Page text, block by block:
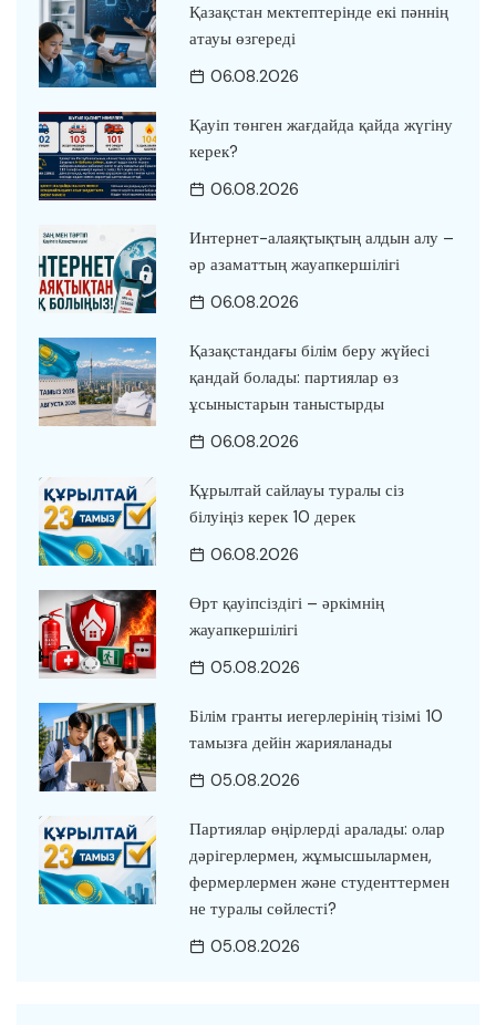
Қазақстан мектептерінде екі пәннің
атауы өзгереді
06.08.2026
Қауіп төнген жағдайда қайда жүгіну
керек?
06.08.2026
Интернет-алаяқтықтың алдын алу –
әр азаматтың жауапкершілігі
06.08.2026
Қазақстандағы білім беру жүйесі
қандай болады: партиялар өз
ұсыныстарын таныстырды
06.08.2026
Құрылтай сайлауы туралы сіз
білуіңіз керек 10 дерек
06.08.2026
Өрт қауіпсіздігі – әркімнің
жауапкершілігі
05.08.2026
Білім гранты иегерлерінің тізімі 10
тамызға дейін жарияланады
05.08.2026
Партиялар өңірлерді аралады: олар
дәрігерлермен, жұмысшылармен,
фермерлермен және студенттермен
не туралы сөйлесті?
05.08.2026